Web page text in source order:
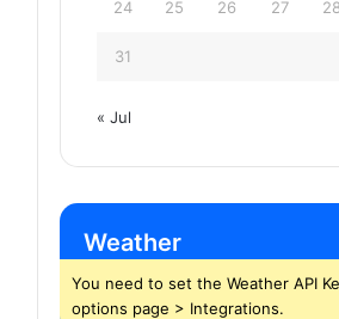
24 25 26 27 28
31
« Jul
Weather
You need to set the Weather API
options page > Integrations.